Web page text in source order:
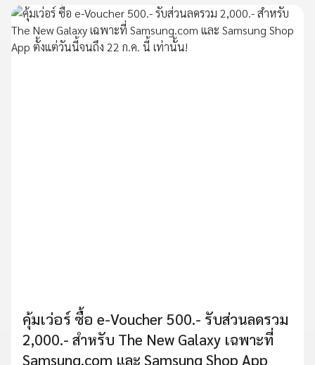
คุ้มเว่อร์ ซื้อ e-Voucher 500.- รับส่วนลดรวม
2,000.- สำหรับ The New Galaxy เฉพาะที่
Samsung.com และ Samsung Shop App